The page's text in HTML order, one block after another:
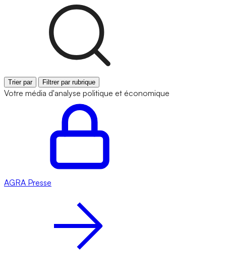
Trier par Filtrer par rubrique
Votre média d'analyse politique et économique
AGRA Presse